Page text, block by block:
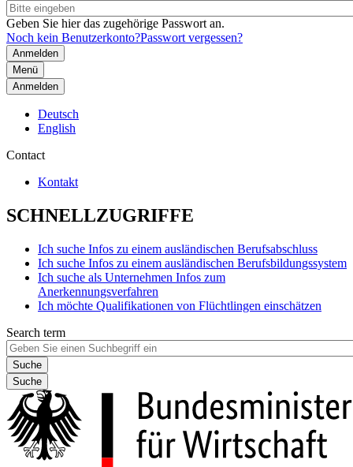
Geben Sie hier das zugehörige Passwort an.
Noch kein Benutzerkonto?Passwort vergessen?
Menü
Anmelden
Deutsch
English
Contact
Kontakt
SCHNELLZUGRIFFE
Ich suche Infos zu einem ausländischen Berufsabschluss
Ich suche Infos zu einem ausländischen Berufsbildungssystem
Ich suche als Unternehmen Infos zum
Anerkennungsverfahren
Ich möchte Qualifikationen von Flüchtlingen einschätzen
Search term
Suche